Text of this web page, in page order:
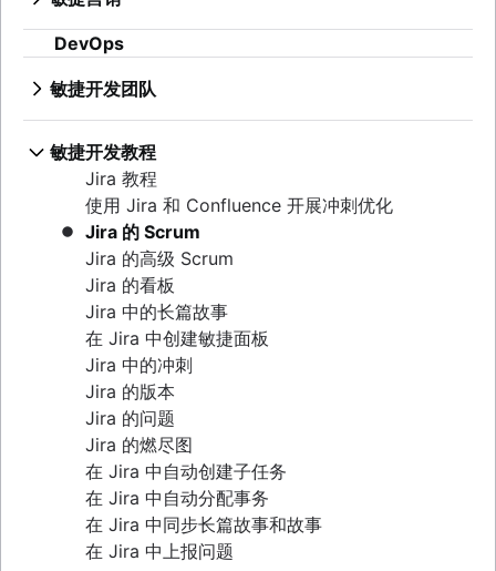
Scrum 的支柱
瀑布方法
Scrum 速度
就绪标准
精益方法与敏捷方法
Scrumban
精益方法
Sprint 待办事项
燃起图
看板原则
看板指标
计划经理与项目经理
甘特图示例
对于“完成”的定义
待办事项列表梳理
精益流程改进
待办事项列表优化会议
Scrum 价值观
工作范围
产品开发策略
产品开发软件
新产品开发流程
产品评判
产品优先级排序框架
产品功能
产品管理工具
产品生命周期管理
产品路线图软件
产品发布清单
产品策略
产品工程
产品运营
产品项目组合管理
人工智能产品管理
增长型产品管理
产品指标
产品发布
功能请求
敏捷铁三角
大规模 Scrum 框架
改进型 Kata
敏捷开发扩展基础知识以外的信息
分支策略
在 Git 中创建分支
代码审查
软件发布
技术债务
敏捷测试
事件响应
持续集成
软件开发生命周期
缺陷分类
软件部署
Adaptive software development
协作设计
Design sprint
什么是敏捷营销？
营销项目经理
敏捷营销团队
人工智能营销自动化
DevOps
敏捷开发团队
什么是敏捷团队？
远程团队
敏捷专家
发布就绪型团队
Agilent 的敏捷之旅
Jira Advanced Roadmaps
Twitter 如何使用 Jira
敏捷开发教程
Jira 教程
使用 Jira 和 Confluence 开展冲刺优化
Jira 的 Scrum
Jira 的高级 Scrum
Jira 的看板
Jira 中的长篇故事
在 Jira 中创建敏捷面板
Jira 中的冲刺
Jira 的版本
Jira 的问题
Jira 的燃尽图
在 Jira 中自动创建子任务
在 Jira 中自动分配事务
在 Jira 中同步长篇故事和故事
在 Jira 中上报问题